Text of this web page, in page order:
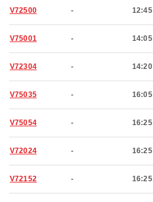
V72500 - 12:45
V75001 - 14:05
V72304 - 14:20
V75035 - 16:05
V75054 - 16:25
V72024 - 16:25
V72152 - 16:25